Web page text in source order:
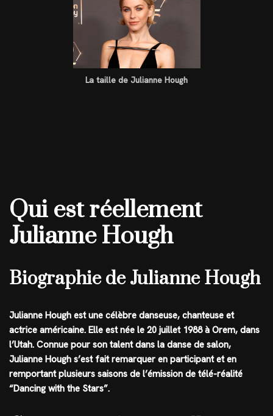
La taille de Julianne Hough
Qui est réellement
Julianne Hough
Biographie de Julianne Hough
Julianne Hough est une célèbre danseuse, chanteuse et
actrice américaine. Elle est née le 20 juillet 1988 à Orem, dans
l’Utah. Connue pour son talent dans la danse de salon,
Julianne Hough s’est fait remarquer en participant et en
remportant plusieurs saisons de l’émission de télé-réalité
“Dancing with the Stars”.